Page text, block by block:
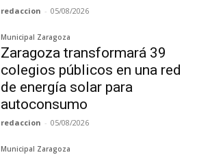
redaccion - 05/08/2026
Municipal Zaragoza
Zaragoza transformará 39
colegios públicos en una red
de energía solar para
autoconsumo
redaccion - 05/08/2026
Municipal Zaragoza